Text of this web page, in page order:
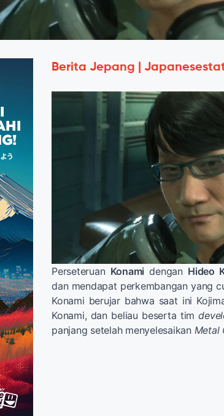
Berita Jepang |
Perseteruan Konami dengan Hideo
dan mendapat perkembangan yang
Konami berujar bahwa saat ini
Konami, dan beliau beserta tim
panjang setelah menyelesaikan Metal